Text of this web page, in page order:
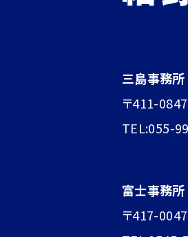
三島事務所
〒411-
TEL:055-
富士事務所
〒417-